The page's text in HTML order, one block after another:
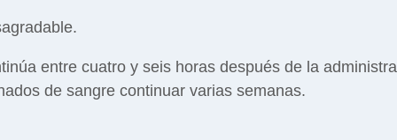
entre cuatro y seis horas después de la
de sangre continuar varias semanas.